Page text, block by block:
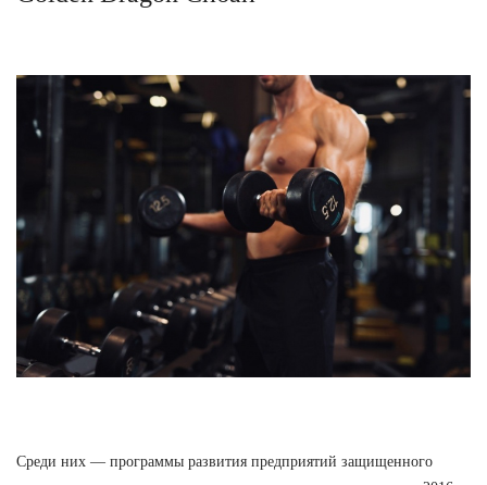
Среди них — программы развития предприятий защищенного